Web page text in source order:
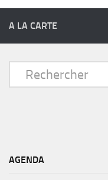
Desserts
A LA CARTE
AGENDA